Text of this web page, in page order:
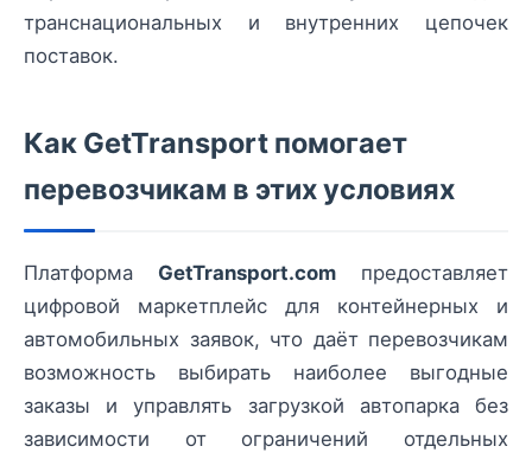
транснациональных и внутренних цепочек
поставок.
Как GetTransport помогает
перевозчикам в этих условиях
Платформа GetTransport.com предоставляет
цифровой маркетплейс для контейнерных и
автомобильных заявок, что даёт перевозчикам
возможность выбирать наиболее выгодные
заказы и управлять загрузкой автопарка без
зависимости от ограничений отдельных